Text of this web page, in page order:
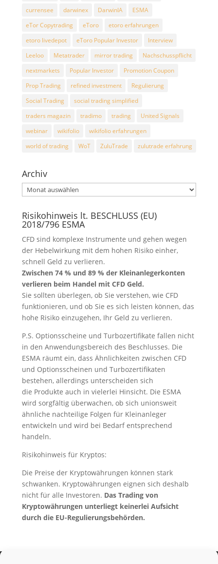
currensee
darwinex DarwinIA
ESMA
eTor Copytrading
eToro
etoro erfahrungen
etoro livedepot
eToro Popular Investor
Interview
Leeloo
Metatrader mirror trading
Nachschusspflicht
nextmarkets
Popular Investor
Promotion Coupon
Prop Trading
refined investment
Regulierung
Social Trading
social trading simplified
traders magazin
tradimo trading
United Signals
webinar
wikifolio
wikifolio erfahrungen
world of trading
WoT ZuluTrade zulutrade erfahrung
Archiv
Archiv
Risikohinweis lt. BESCHLUSS (EU)
2018/796 ESMA
CFD sind komplexe Instrumente und gehen wegen
der Hebelwirkung mit dem hohen Risiko einher,
schnell Geld zu verlieren.
Zwischen 74 % und 89 % der Kleinanlegerkonten
verlieren beim Handel mit CFD Geld.
Sie sollten überlegen, ob Sie verstehen, wie CFD
funktionieren, und ob Sie es sich leisten können, das
hohe Risiko einzugehen, Ihr Geld zu verlieren.
P.S. Optionsscheine und Turbozertifikate fallen nicht
in den Anwendungsbereich des Beschlusses. Die
ESMA räumt ein, dass Ähnlichkeiten zwischen CFD
und Optionsscheinen und Turbozertifikaten
bestehen, allerdings unterscheiden sich
die Produkte auch in vielerlei Hinsicht. Die ESMA
wird sorgfältig überwachen, ob sich unionsweit
ähnliche nachteilige Folgen für Kleinanleger
entwickeln und wird bei Bedarf entsprechend
handeln.
Risikohinweis für Kryptos:
Die Preise der Kryptowährungen können stark
schwanken. Kryptowährungen eignen sich deshalb
nicht für alle Investoren. Das Trading von
Kryptowährungen unterliegt keinerlei Aufsicht
durch die EU-Regulierungsbehörden.